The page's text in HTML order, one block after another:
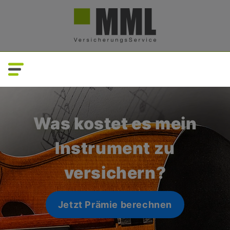
Was kostet es mein
Instrument zu
versichern?
Jetzt Prämie berechnen